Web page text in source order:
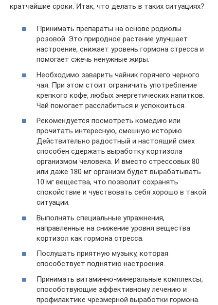
кратчайшие сроки. Итак, что делать в таких ситуациях?
Принимать препараты на основе родиолы
розовой. Это природное растение улучшает
настроение, снижает уровень гормона стресса и
помогает сжечь ненужные жиры.
Необходимо заварить чайник горячего черного
чая. При этом стоит ограничить употребление
крепкого кофе, любых энергетических напитков.
Чай помогает расслабиться и успокоиться.
Рекомендуется посмотреть комедию или
прочитать интересную, смешную историю.
Действительно радостный и настоящий смех
способен сдержать выработку кортизола
организмом человека. И вместо стрессовых 80
или даже 180 мг организм будет вырабатывать
10 мг вещества, что позволит сохранять
спокойствие и чувствовать себя хорошо в такой
ситуации.
Выполнять специальные упражнения,
направленные на снижение уровня вещества
кортизол как гормона стресса.
Послушать приятную музыку, которая
способствует поднятию настроения.
Принимать витаминно-минеральные комплексы,
способствующие эффективному лечению и
профилактике чрезмерной выработки гормона.